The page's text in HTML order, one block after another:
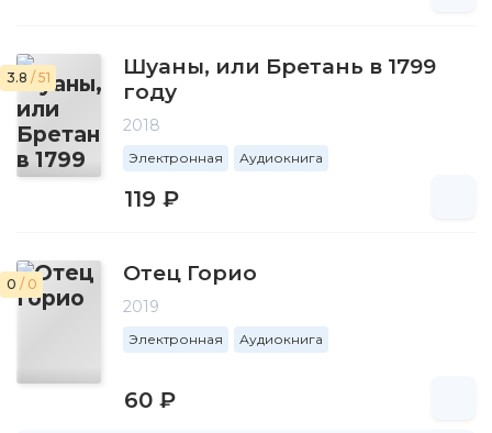
3.8 / 51
Шуаны, или Бретань в 1799
году
2018
Электронная Аудиокнига
119 ₽
0 / 0 Отец Горио
2019
Электронная Аудиокнига
60 ₽